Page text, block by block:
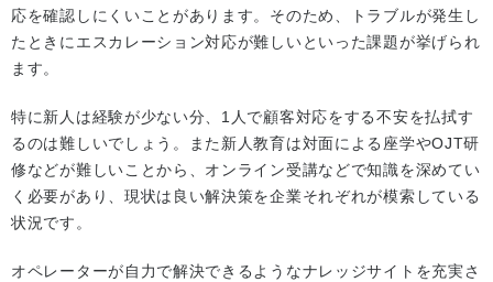
応を確認しにくいことがあります。そのため、トラブルが発生し
たときにエスカレーション対応が難しいといった課題が挙げられ
ます。
特に新人は経験が少ない分、1人で顧客対応をする不安を払拭す
るのは難しいでしょう。また新人教育は対面による座学やOJT研
修などが難しいことから、オンライン受講などで知識を深めてい
く必要があり、現状は良い解決策を企業それぞれが模索している
状況です。
オペレーターが自力で解決できるようなナレッジサイトを充実さ